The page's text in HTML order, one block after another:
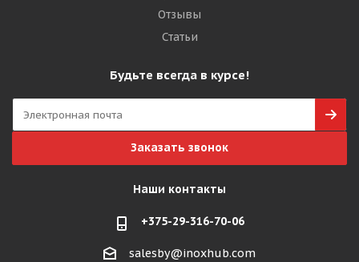
Отзывы
Статьи
Будьте всегда в курсе!
Заказать звонок
Наши контакты
+375-29-316-70-06
salesby@inoxhub.com